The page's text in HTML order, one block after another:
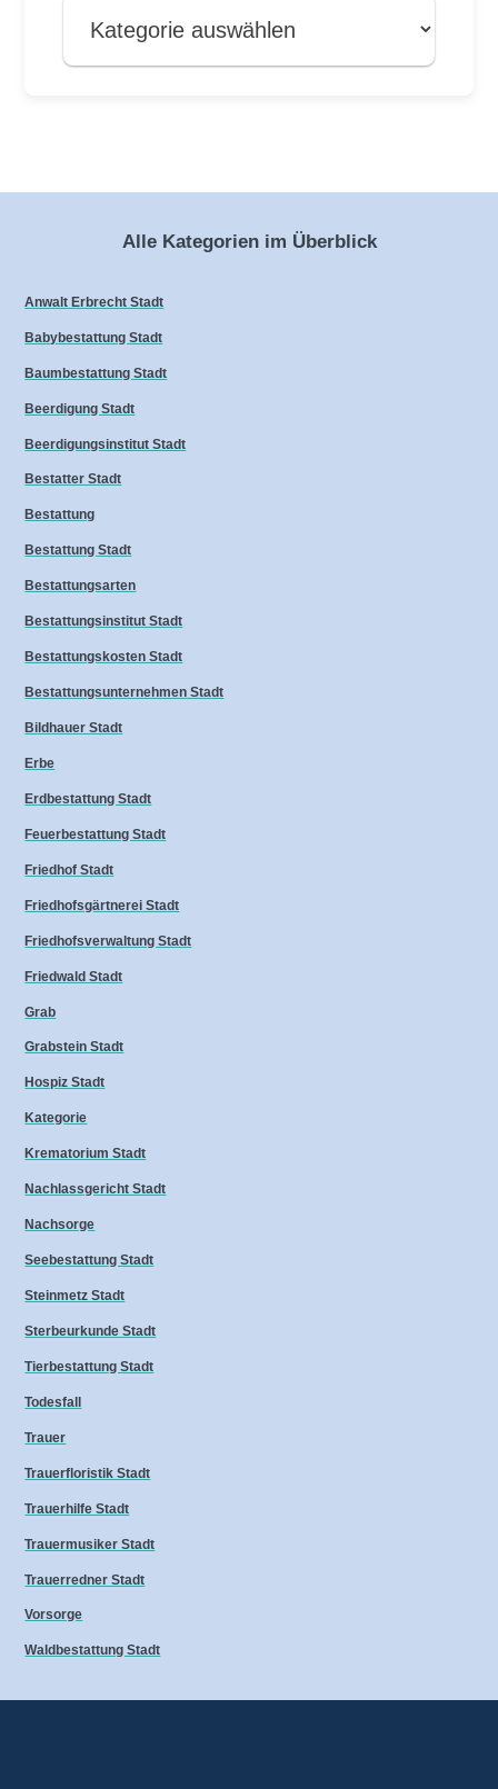
Alle Kategorien im Überblick
Anwalt Erbrecht Stadt
Babybestattung Stadt
Baumbestattung Stadt
Beerdigung Stadt
Beerdigungsinstitut Stadt
Bestatter Stadt
Bestattung
Bestattung Stadt
Bestattungsarten
Bestattungsinstitut Stadt
Bestattungskosten Stadt
Bestattungsunternehmen Stadt
Bildhauer Stadt
Erbe
Erdbestattung Stadt
Feuerbestattung Stadt
Friedhof Stadt
Friedhofsgärtnerei Stadt
Friedhofsverwaltung Stadt
Friedwald Stadt
Grab
Grabstein Stadt
Hospiz Stadt
Kategorie
Krematorium Stadt
Nachlassgericht Stadt
Nachsorge
Seebestattung Stadt
Steinmetz Stadt
Sterbeurkunde Stadt
Tierbestattung Stadt
Todesfall
Trauer
Trauerfloristik Stadt
Trauerhilfe Stadt
Trauermusiker Stadt
Trauerredner Stadt
Vorsorge
Waldbestattung Stadt